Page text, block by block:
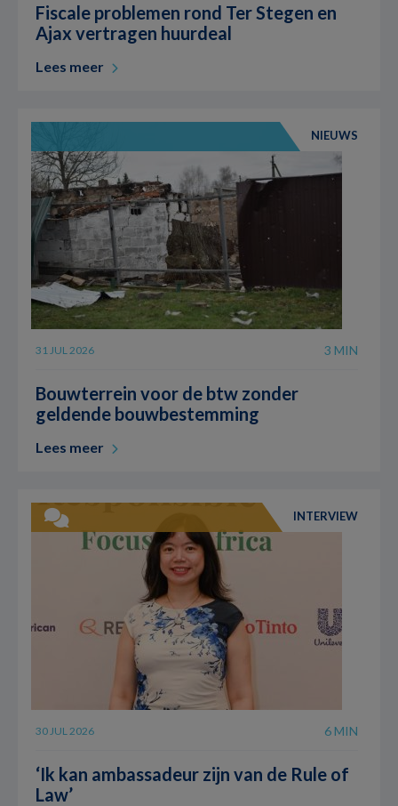
Fiscale problemen rond Ter Stegen en
Ajax vertragen huurdeal
Lees meer
NIEUWS
31 JUL 2026 3 MIN
Bouwterrein voor de btw zonder
geldende bouwbestemming
Lees meer
INTERVIEW
30 JUL 2026 6 MIN
‘Ik kan ambassadeur zijn van de Rule of
Law’